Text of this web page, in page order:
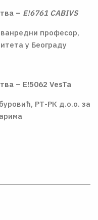
– Е!6761 CABIVS
професор,
у Београду
– E!5062 VesTa
РТ-РК д.о.о. за